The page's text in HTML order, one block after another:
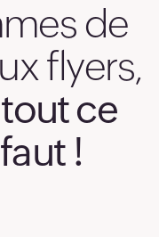
de
flyers,
ce
!